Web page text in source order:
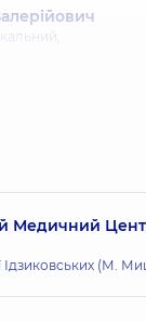
Медичний
Ідзиковських (М.